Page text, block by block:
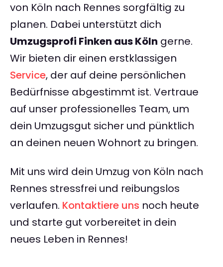
von Köln nach Rennes sorgfältig zu
planen. Dabei unterstützt dich
Umzugsprofi Finken aus Köln gerne.
Wir bieten dir einen erstklassigen
Service, der auf deine persönlichen
Bedürfnisse abgestimmt ist. Vertraue
auf unser professionelles Team, um
dein Umzugsgut sicher und pünktlich
an deinen neuen Wohnort zu bringen.
Mit uns wird dein Umzug von Köln nach
Rennes stressfrei und reibungslos
verlaufen. Kontaktiere uns noch heute
und starte gut vorbereitet in dein
neues Leben in Rennes!